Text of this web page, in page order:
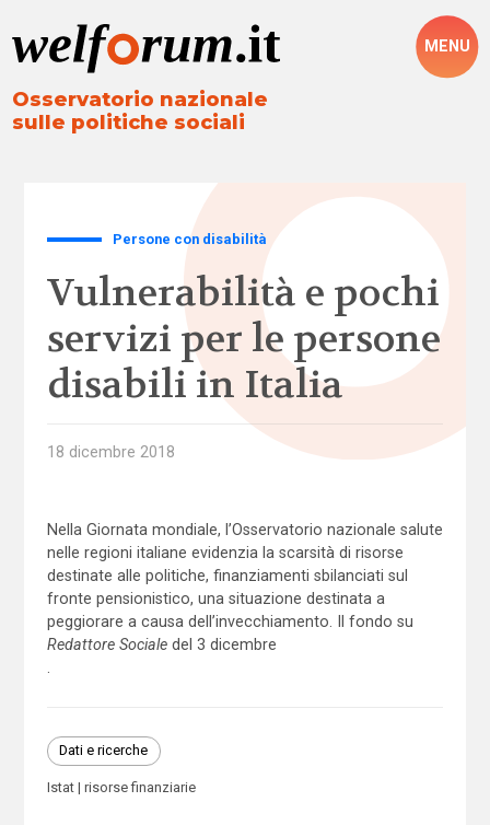
Osservatorio nazionale
sulle politiche sociali
MENU
Persone con disabilità
Vulnerabilità e pochi
servizi per le persone
disabili in Italia
18 dicembre 2018
Nella Giornata mondiale, l’Osservatorio nazionale salute
nelle regioni italiane evidenzia la scarsità di risorse
destinate alle politiche, finanziamenti sbilanciati sul
fronte pensionistico, una situazione destinata a
peggiorare a causa dell’invecchiamento. Il fondo su
Redattore Socialedel 3 dicembre
Dati e ricerche
Istat risorse finanziarie